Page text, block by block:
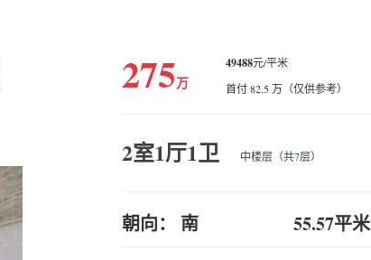
275万
49488元/平米
首付 82.5 万（仅供参考）
2室1厅1卫 中楼层（共7层）
朝向： 南 55.57平米